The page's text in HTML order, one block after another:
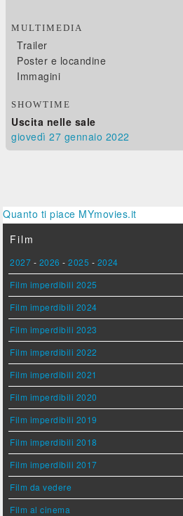
MULTIMEDIA
Trailer
Poster e locandine
Immagini
SHOWTIME
Uscita nelle sale
giovedì 27 gennaio 2022
Quanto ti piace MYmovies.it
Film
2027 - 2026 -2025 - 2024
Film imperdibili 2025
Film imperdibili 2024
Film imperdibili 2023
Film imperdibili 2022
Film imperdibili 2021
Film imperdibili 2020
Film imperdibili 2019
Film imperdibili 2018
Film imperdibili 2017
Film da vedere
Film al cinema